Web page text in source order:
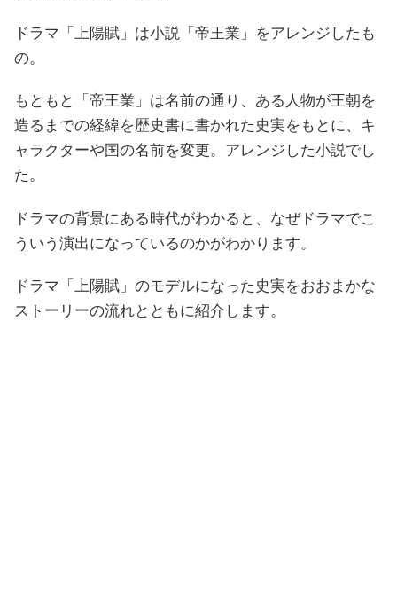
ドラマ「上陽賦」は小説「帝王業」をアレンジしたも
の。
もともと「帝王業」は名前の通り、ある人物が王朝を
造るまでの経緯を歴史書に書かれた史実をもとに、キ
ャラクターや国の名前を変更。アレンジした小説でし
た。
ドラマの背景にある時代がわかると、なぜドラマでこ
ういう演出になっているのかがわかります。
ドラマ「上陽賦」のモデルになった史実をおおまかな
ストーリーの流れとともに紹介します。